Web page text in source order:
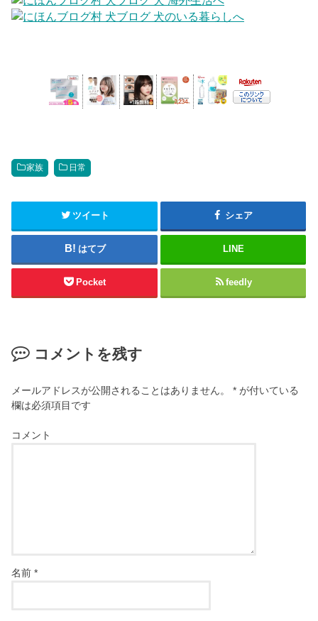
家族 日常
ツイート シェア
はてブ LINE
Pocket feedly
コメントを残す
メールアドレスが公開されることはありません。 * が付いている
欄は必須項目です
コメント
名前*